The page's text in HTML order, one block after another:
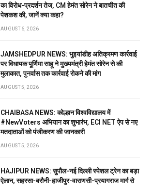
का विरोध-प्रदर्शन तेज, CM हेमंत सोरेन ने बातचीत की
पेशकश की, जानें क्या कहा?
AUGUST 6, 2026
JAMSHEDPUR NEWS: भुइयांडीह अतिक्रमण कार्रवाई
पर विधायक पूर्णिमा साहू ने मुख्यमंत्री हेमंत सोरेन से की
मुलाकात, पुनर्वास तक कार्रवाई रोकने की मांग
AUGUST 5, 2026
CHAIBASA NEWS: कोल्हान विश्वविद्यालय में
#NewVoters अभियान का शुभारंभ, ECI NET ऐप से नए
मतदाताओं को पंजीकरण की जानकारी
AUGUST 5, 2026
HAJIPUR NEWS: सुपौल-नई दिल्ली स्पेशल ट्रेन का बड़ा
ऐलान, सहरसा-बरौनी-हाजीपुर-वाराणसी-प्रयागराज मार्ग से